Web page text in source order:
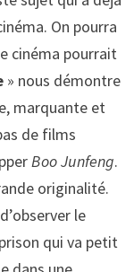
On pourra
cinéma pourrait
» nous démontre
marquante et
de films
Boo Junfeng.
originalité.
le
qui va petit